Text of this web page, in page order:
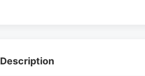
Description